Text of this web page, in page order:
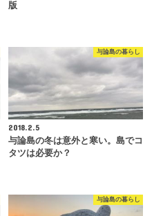
版
与論島の暮らし
2018.2.5
与論島の冬は意外と寒い。島でコ
タツは必要か？
与論島の暮らし